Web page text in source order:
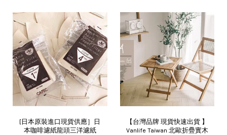
[日本原裝進口現貨供應］日
本咖啡濾紙龍頭三洋濾紙
【台灣品牌 現貨快速出貨 】
Vanlife Taiwan 北歐折疊實木